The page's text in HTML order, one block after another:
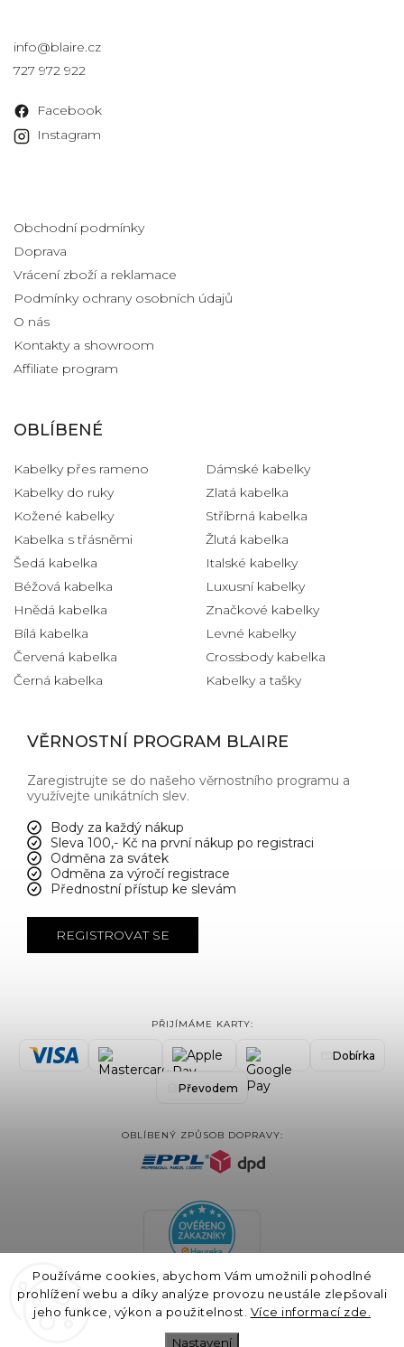
Používáme cookies, abychom Vám umožnili pohodlné
prohlížení webu a díky analýze provozu neustále zlepšovali
jeho funkce, výkon a použitelnost. Více informací zde.
Nastavení
info@blaire.cz
727 972 922
Facebook
Instagram
Obchodní podmínky
Doprava
Vrácení zboží a reklamace
Podmínky ochrany osobních údajů
O nás
Kontakty a showroom
Affiliate program
OBLÍBENÉ
Kabelky přes rameno
Kabelky do ruky
Kožené kabelky
Kabelka s třásněmi
Šedá kabelka
Béžová kabelka
Hnědá kabelka
Bílá kabelka
Červená kabelka
Černá kabelka
Dámské kabelky
Zlatá kabelka
Stříbrná kabelka
Žlutá kabelka
Italské kabelky
Luxusní kabelky
Značkové kabelky
Levné kabelky
Crossbody kabelka
Kabelky a tašky
VĚRNOSTNÍ PROGRAM BLAIRE
Zaregistrujte se do našeho věrnostního programu a
využívejte unikátních slev.
Body za každý nákup
Sleva 100,- Kč na první nákup po registraci
Odměna za svátek
Odměna za výročí registrace
Přednostní přístup ke slevám
REGISTROVAT SE
PŘIJÍMÁME KARTY:
Dobírka
Převodem
OBLÍBENÝ ZPŮSOB DOPRAVY: